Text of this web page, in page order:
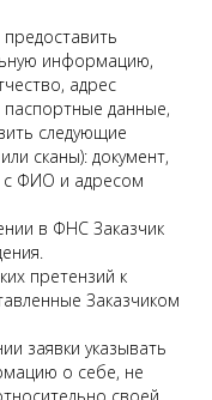
информацию,
адрес
данные,
следующие
сканы): документ,
с ФИО и адресом
в ФНС Заказчик
претензий к
Заказчиком
заявки указывать
о себе, не